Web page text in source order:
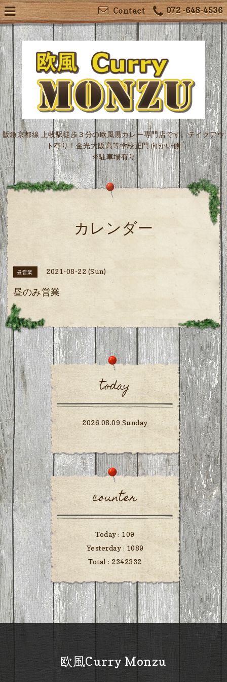
072 -648-4536
Contact
阪急京都線 上牧駅徒歩３分の欧風黒カレー専門店です。テイクアウ
ト有り！金光大阪高等学校正門 向かい側
※駐車場有り
カレンダー
昼営業 2021-08-22 (Sun)
昼のみ営業
today
2026.08.09 Sunday
counter
Today : 109
Yesterday : 1089
Total : 2342332
欧風Curry Monzu